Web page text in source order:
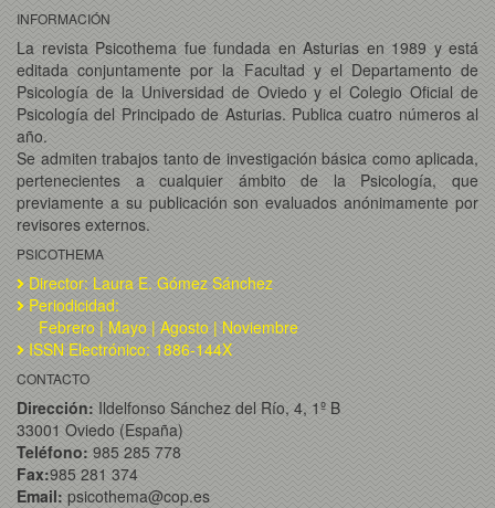
INFORMACIÓN
La revista Psicothema fue fundada en Asturias en 1989 y está
editada conjuntamente por la Facultad y el Departamento de
Psicología de la Universidad de Oviedo y el Colegio Oficial de
Psicología del Principado de Asturias. Publica cuatro números al
año.
Se admiten trabajos tanto de investigación básica como aplicada,
pertenecientes a cualquier ámbito de la Psicología, que
previamente a su publicación son evaluados anónimamente por
revisores externos.
PSICOTHEMA
Director: Laura E. Gómez Sánchez
Periodicidad:
Febrero | Mayo | Agosto | Noviembre
ISSN Electrónico: 1886-144X
CONTACTO
Dirección: Ildelfonso Sánchez del Río, 4, 1º B
33001 Oviedo (España)
Teléfono: 985 285 778
Fax:985 281 374
Email: psicothema@cop.es